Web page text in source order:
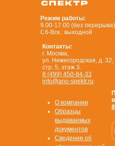
Режим работы:
9.00-17.00 (без перерыва)
Сб-Вск.: выходной
Контакты:
г. Москва,
ул. Нижегородская, д. 32,
стр. 5, этаж 3.
8 (499) 450-84-33
info@ano-spektr.ru
О компании
Образцы
выдаваемых
документов
Сведения об